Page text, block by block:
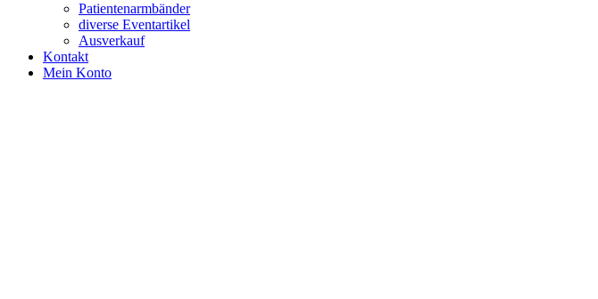
Patientenarmbänder
diverse Eventartikel
Ausverkauf
Kontakt
Mein Konto